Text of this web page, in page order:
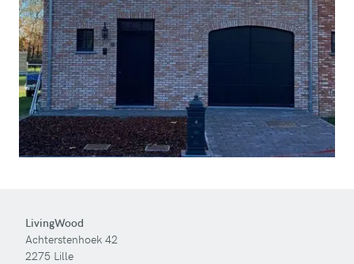
LivingWood
Achterstenhoek 42
2275 Lille